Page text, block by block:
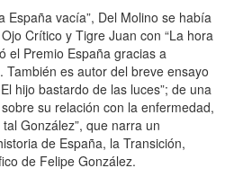
España vacía”, Del Molino se había
Crítico y Tigre Juan con “La hora
el Premio España gracias a
También es autor del breve ensayo
hijo bastardo de las luces”; de una
su relación con la enfermedad,
tal González”, que narra un
de España, la Transición,
de Felipe González.